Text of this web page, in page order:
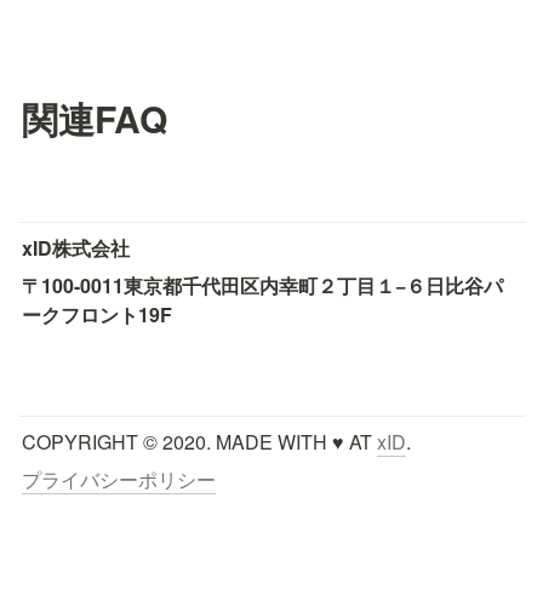
関連FAQ
xID株式会社
〒100-0011東京都千代田区内幸町２丁目１−６ 日比谷パ
ークフロント19F
COPYRIGHT © 2020. MADE WITH ♥ AT xID.
プライバシーポリシー